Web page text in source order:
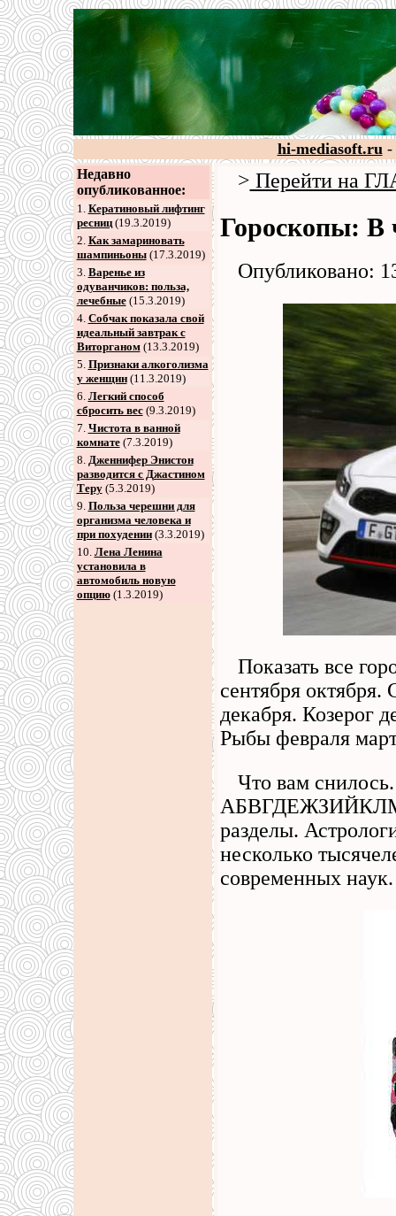
hi-mediasoft.ru-
Недавно
опубликованное:
1. Кератиновый лифтинг
ресниц(19.3.2019)
2. Как замариновать
шампиньоны(17.3.2019)
3. Варенье из
одуванчиков: польза,
лечебные(15.3.2019)
4. Собчак показала свой
идеальный завтрак с
Виторганом(13.3.2019)
5. Признаки алкоголизма
у женщин(11.3.2019)
6. Легкий способ
сбросить вес(9.3.2019)
7. Чистота в ванной
комнате(7.3.2019)
8. Дженнифер Энистон
разводится с Джастином
Теру(5.3.2019)
9. Польза черешни для
организма человека и
при похудении(3.3.2019)
10. Лена Ленина
установила в
автомобиль новую
опцию(1.3.2019)
> Перейти на
Гороскопы: В
Опубликовано:
Показать все
сентября
декабря. Козерог
Рыбы февраля
Что вам
разделы.
несколько
современных наук.